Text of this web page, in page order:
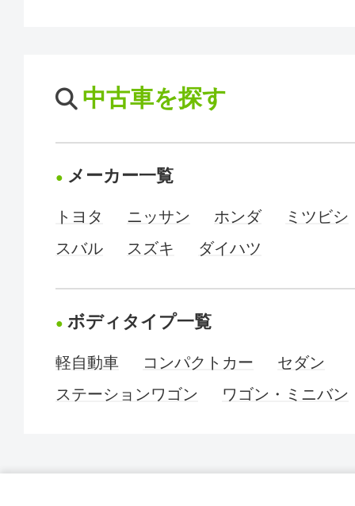
中古車を探す
メーカー一覧
トヨタ ニッサン ホンダ
ミツビシ
スバル
スズキ ダイハツ
ボディタイプ一覧
軽自動車 コンパクトカー
セダン
ステーションワゴン
ワゴン・ミニバン